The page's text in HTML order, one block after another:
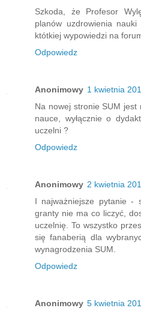
Szkoda, że Profesor
planów uzdrowienia
któtkiej wypowiedzi na
Odpowiedz
Anonimowy 1 kwietnia
Na nowej stronie SUM jest
nauce, wyłącznie o
uczelni ?
Odpowiedz
Anonimowy 2 kwietnia
I najważniejsze pytanie -
granty nie ma co liczyć,
uczelnię. To wszystko
się fanaberią dla
wynagrodzenia SUM.
Odpowiedz
Anonimowy 5 kwietnia